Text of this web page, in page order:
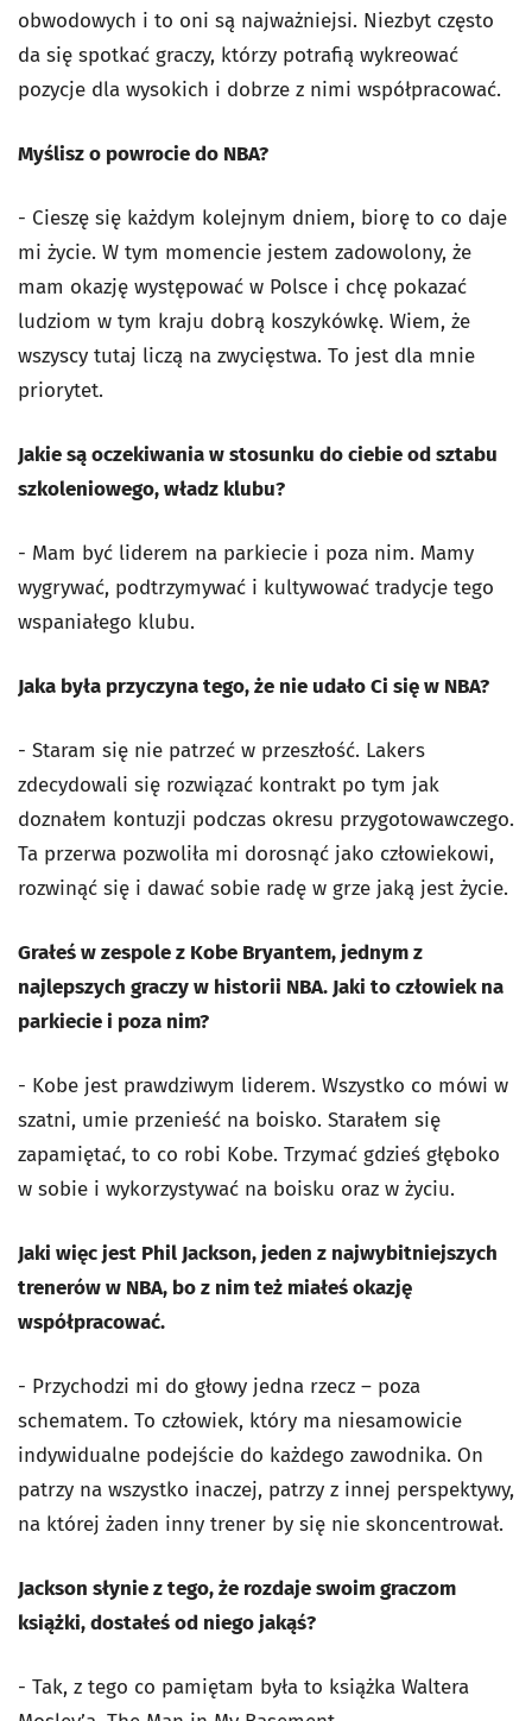
obwodowych i to oni są najważniejsi. Niezbyt często
da się spotkać graczy, którzy potrafią wykreować
pozycje dla wysokich i dobrze z nimi współpracować.
Myślisz o powrocie do NBA?
- Cieszę się każdym kolejnym dniem, biorę to co daje
mi życie. W tym momencie jestem zadowolony, że
mam okazję występować w Polsce i chcę pokazać
ludziom w tym kraju dobrą koszykówkę. Wiem, że
wszyscy tutaj liczą na zwycięstwa. To jest dla mnie
priorytet.
Jakie są oczekiwania w stosunku do ciebie od sztabu
szkoleniowego, władz klubu?
- Mam być liderem na parkiecie i poza nim. Mamy
wygrywać, podtrzymywać i kultywować tradycje tego
wspaniałego klubu.
Jaka była przyczyna tego, że nie udało Ci się w NBA?
- Staram się nie patrzeć w przeszłość. Lakers
zdecydowali się rozwiązać kontrakt po tym jak
doznałem kontuzji podczas okresu przygotowawczego.
Ta przerwa pozwoliła mi dorosnąć jako człowiekowi,
rozwinąć się i dawać sobie radę w grze jaką jest życie.
Grałeś w zespole z Kobe Bryantem, jednym z
najlepszych graczy w historii NBA. Jaki to człowiek na
parkiecie i poza nim?
- Kobe jest prawdziwym liderem. Wszystko co mówi w
szatni, umie przenieść na boisko. Starałem się
zapamiętać, to co robi Kobe. Trzymać gdzieś głęboko
w sobie i wykorzystywać na boisku oraz w życiu.
Jaki więc jest Phil Jackson, jeden z najwybitniejszych
trenerów w NBA, bo z nim też miałeś okazję
współpracować.
- Przychodzi mi do głowy jedna rzecz – poza
schematem. To człowiek, który ma niesamowicie
indywidualne podejście do każdego zawodnika. On
patrzy na wszystko inaczej, patrzy z innej perspektywy,
na której żaden inny trener by się nie skoncentrował.
Jackson słynie z tego, że rozdaje swoim graczom
książki, dostałeś od niego jakąś?
- Tak, z tego co pamiętam była to książka Waltera